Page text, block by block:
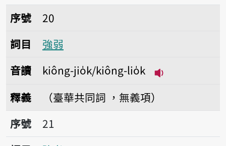
序號20強弱
序號
20
詞目
強弱
音讀
kiông-jio̍k/kiông-lio̍k
釋義
（臺華共同詞 ，無義項）
序號21強姦
序號
21